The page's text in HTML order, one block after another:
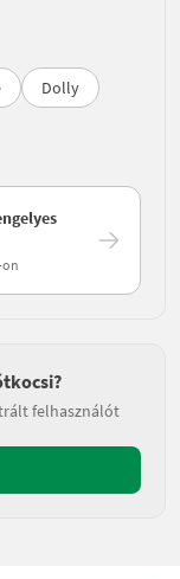
Dolly
felhasználót